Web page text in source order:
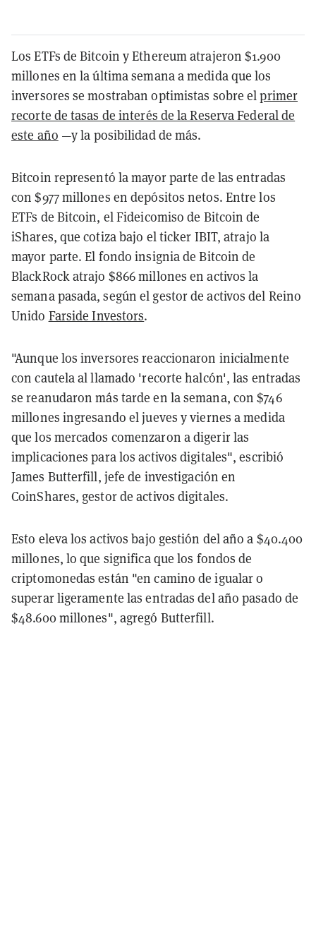
Los ETFs de Bitcoin y Ethereum atrajeron $1.900
millones en la última semana a medida que los
inversores se mostraban optimistas sobre elprimer
recorte de tasas de interés de la Reserva Federal de
este año —y la posibilidad de más.
Bitcoin representó la mayor parte de las entradas
con $977 millones en depósitos netos. Entre los
ETFs de Bitcoin, el Fideicomiso de Bitcoin de
iShares, que cotiza bajo el ticker IBIT, atrajo la
mayor parte. El fondo insignia de Bitcoin de
BlackRock atrajo $866 millones en activos la
semana pasada, según el gestor de activos del Reino
Unido Farside Investors.
"Aunque los inversores reaccionaron inicialmente
con cautela al llamado 'recorte halcón', las entradas
se reanudaron más tarde en la semana, con $746
millones ingresando el jueves y viernes a medida
que los mercados comenzaron a digerir las
implicaciones para los activos digitales", escribió
James Butterfill, jefe de investigación en
CoinShares, gestor de activos digitales.
Esto eleva los activos bajo gestión del año a $40.400
millones, lo que significa que los fondos de
criptomonedas están "en camino de igualar o
superar ligeramente las entradas del año pasado de
$48.600 millones", agregó Butterfill.